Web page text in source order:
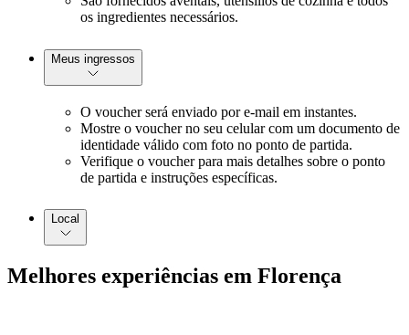
os ingredientes necessários.
Meus ingressos
O voucher será enviado por e-mail em instantes.
Mostre o voucher no seu celular com um documento de
identidade válido com foto no ponto de partida.
Verifique o voucher para mais detalhes sobre o ponto
de partida e instruções específicas.
Local
Melhores experiências em Florença